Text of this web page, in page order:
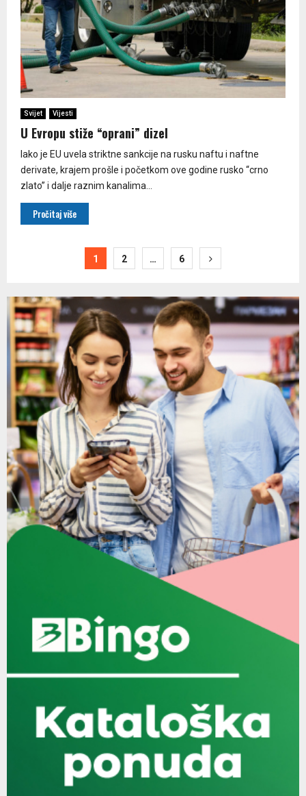
Svijet Vijesti
U Evropu stiže “oprani” dizel
Iako je EU uvela striktne sankcije na rusku naftu i naftne
derivate, krajem prošle i početkom ove godine rusko “crno
zlato” i dalje raznim kanalima...
Pročitaj više
Paginacija
1 2 … 6